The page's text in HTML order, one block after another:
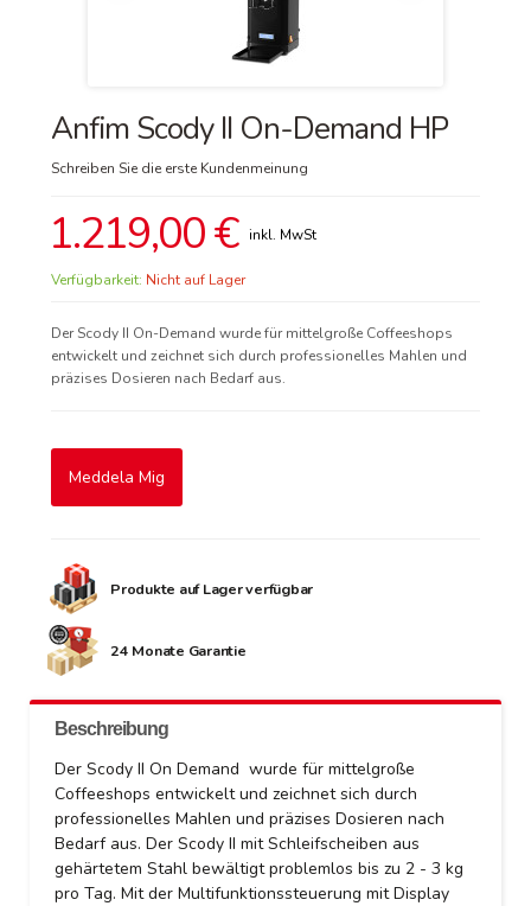
Anfim Scody II On-Demand HP
Schreiben Sie die erste Kundenmeinung
1.219,00 €
Verfügbarkeit: Nicht auf Lager
Der Scody II On-Demand wurde für mittelgroße Coffeeshops
entwickelt und zeichnet sich durch professionelles Mahlen und
präzises Dosieren nach Bedarf aus.
Meddela Mig
Produkte auf Lager verfügbar
24 Monate Garantie
Beschreibung
Der Scody II On Demand wurde für mittelgroße
Coffeeshops entwickelt und zeichnet sich durch
professionelles Mahlen und präzises Dosieren nach
Bedarf aus. Der Scody II mit Schleifscheiben aus
gehärtetem Stahl bewältigt problemlos bis zu 2 - 3 kg
pro Tag. Mit der Multifunktionssteuerung mit Display